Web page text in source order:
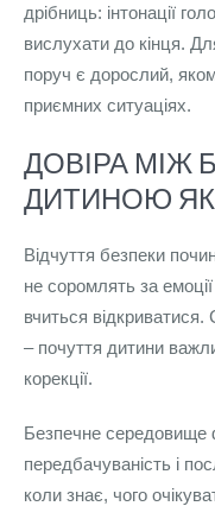
дрібниць: інтонації
вислухати до кінця.
поруч є дорослий,
приємних ситуаціях.
ДОВІРА МІЖ
ДИТИНОЮ ЯК
Відчуття безпеки
не соромлять за
вчиться відкриватися.
– почуття дитини
корекції.
Безпечне середовище
передбачуваність і
коли знає, чого